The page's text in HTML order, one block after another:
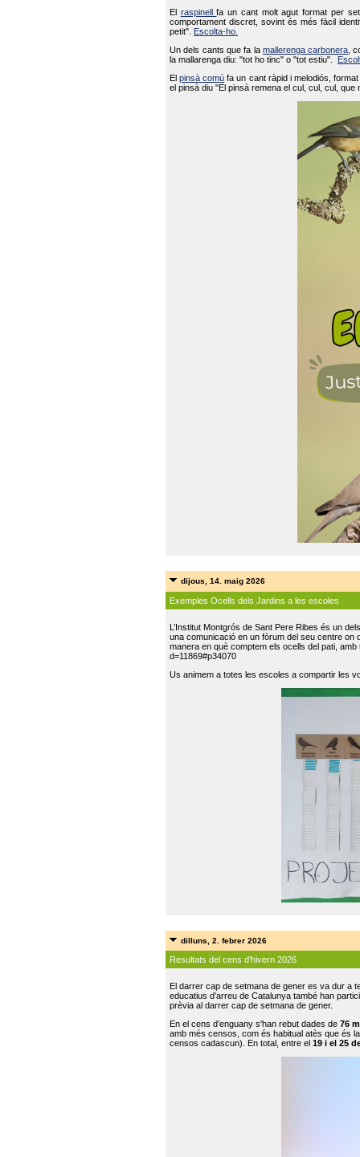
El raspinellfa un cant molt agut format per
comportament discret, sovint és més fàcil
petit".
Escolta-ho.
Un dels cants que fa la mallerenga carbonera ,
la mallarenga diu: "tot ho tinc" o "tot estiu".
Elpinsà comú fa un cant ràpid i melodiós,
el pinsà diu "El pinsà remena el cul, cul, cul,
dijous, 14. maig 2026
Exemples Ocells dels Jardins a les escoles
L’Institut Montgrós de Sant Pere Ribes és un
una comunicació en un fòrum del seu centre on
manera en què comptem els ocells del pati,
d=11869#p34070
Us animem a totes les escoles a compartir les
dilluns, 2. febrer 2026
Resultats del cens d'hivern 2026
El darrer cap de setmana de gener es va dur a
educatius d’arreu de Catalunya també han
prèvia al darrer cap de setmana de gener.
En el cens d’enguany s'han rebut dades de 76
amb més censos, com és habitual atès que és
censos cadascun). En total, entre el 19 i el 25